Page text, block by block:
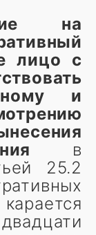
на
лицо с
и
в
25.2